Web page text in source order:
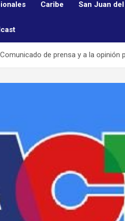
Caribe San Juan
de prensa y a la opinión